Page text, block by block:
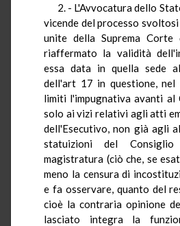
2. - L'Avvocatura dello
vicende del processo
unite della Suprema Corte
riaffermato la validità
essa data in quella sede
dell'art 17 in questione, nel
limiti l'impugnativa avanti al
solo ai vizi relativi agli atti
dell'Esecutivo, non già agli
statuizioni del
magistratura (ciò che, se
meno la censura di
e fa osservare, quanto del
cioè la contraria opinione
lasciato integra la